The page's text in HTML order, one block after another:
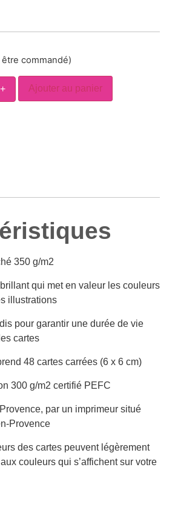
commandé)
+ Ajouter au panier
350 g/m2
qui met en valeur les couleurs
illustrations
pour garantir une durée de vie
cartes
48 cartes carrées (6 x 6 cm)
300 g/m2 certifié PEFC
par un imprimeur situé
Provence
des cartes peuvent légèrement
couleurs qui s’affichent sur votre